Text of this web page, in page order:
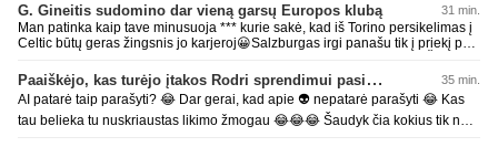
G. Gineitis sudomino dar vieną garsų Europos klubą 31 min.
Man patinka kaip tave minusuoja *** kurie sakė, kad iš Torino persikelimas į
Celtic būtų geras žingsnis jo karjeroj😀Salzburgas irgi panašu tik į priekį po
žaist būtų praktiškai karjeros pabaiga
Paaiškėjo, kas turėjo įtakos Rodri sprendimui pasirinkti Barselonos pusę 35 min.
AI patarė taip parašyti? 😂 Dar gerai, kad apie 👽 nepatarė parašyti 😂 Kas
tau belieka tu nuskriaustas likimo žmogau 😂😂😂 Šaudyk čia kokius tik nori